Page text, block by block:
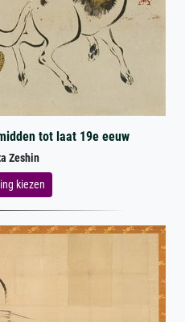
tot laat 19e eeuw
Zeshin
kiezen